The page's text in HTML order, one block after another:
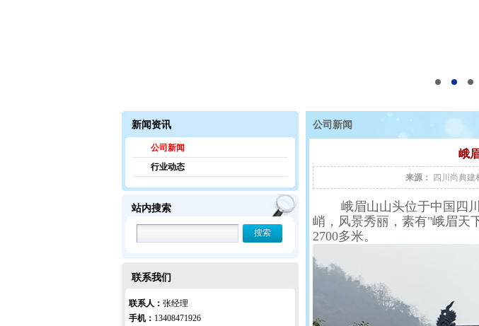
新闻资讯
公司新闻
行业动态
站内搜索
联系我们
联系人： 张经理
手机： 13408471926
公司新闻
峨
来源： 四川尚典建
峨眉山山头位于中国四川
峭，风景秀丽，素有"峨眉天
2700多米。